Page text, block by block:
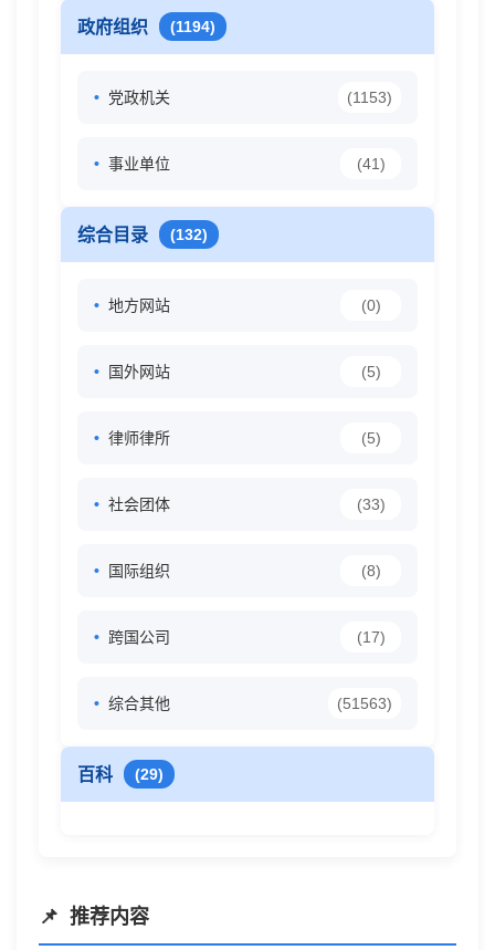
政府组织 (1194)
党政机关 (1153)
事业单位 (41)
综合目录 (132)
地方网站 (0)
国外网站 (5)
律师律所 (5)
社会团体 (33)
国际组织 (8)
跨国公司 (17)
综合其他 (51563)
百科 (29)
推荐内容